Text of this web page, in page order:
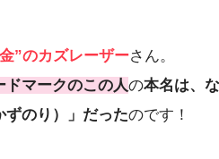
”のカズレーザーさん。
マークのこの人の本名は、
ずのり）」だったのです！